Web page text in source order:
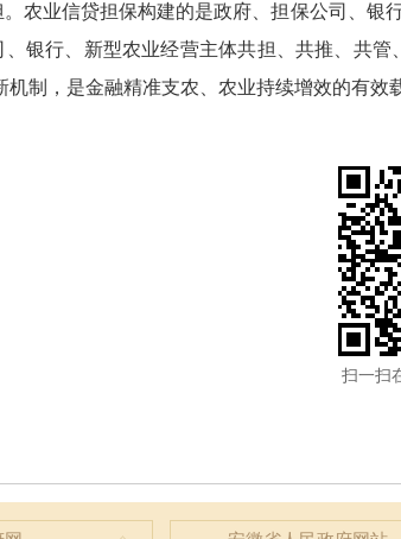
农业信贷担保构建的是政府、担保公司、
银行、新型农业经营主体共担、共推、共
机制，是金融精准支农、农业持续增效的有效
扫一扫